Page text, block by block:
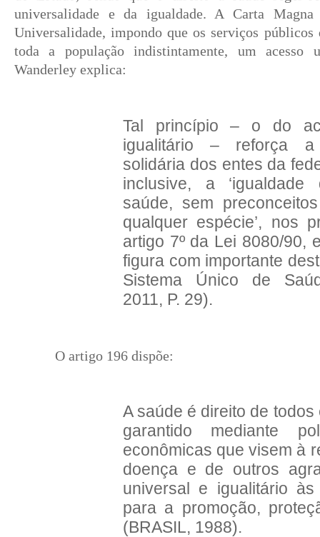
universalidade e da igualdade. A Carta
Universalidade, impondo que os serviços públicos
toda a população indistintamente, um acesso
Wanderley explica:
Tal princípio – o do
igualitário – reforça a
solidária dos entes da
inclusive, a
saúde, sem
qualquer espécie’, nos
artigo 7º da Lei 8080/90,
figura com importante
Sistema Único de
2011, P. 29).
O artigo 196 dispõe:
A saúde é direito de
garantido mediante
econômicas que visem à
doença e de outros
universal e igualitário
para a promoção,
(BRASIL, 1988).